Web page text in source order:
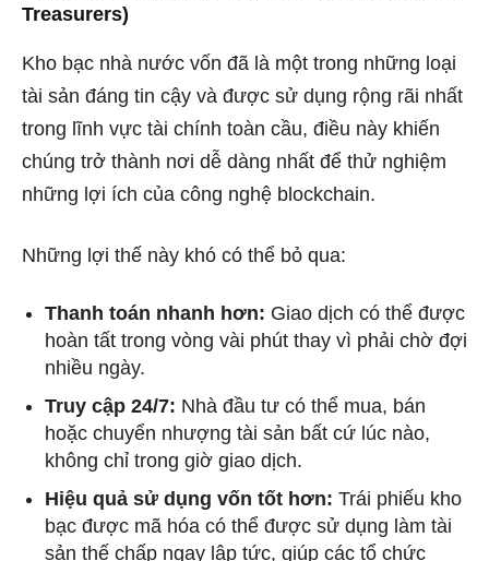
Treasurers)
Kho bạc nhà nước vốn đã là một trong những loại
tài sản đáng tin cậy và được sử dụng rộng rãi nhất
trong lĩnh vực tài chính toàn cầu, điều này khiến
chúng trở thành nơi dễ dàng nhất để thử nghiệm
những lợi ích của công nghệ blockchain.
Những lợi thế này khó có thể bỏ qua:
Thanh toán nhanh hơn: Giao dịch có thể được
hoàn tất trong vòng vài phút thay vì phải chờ đợi
nhiều ngày.
Truy cập 24/7: Nhà đầu tư có thể mua, bán
hoặc chuyển nhượng tài sản bất cứ lúc nào,
không chỉ trong giờ giao dịch.
Hiệu quả sử dụng vốn tốt hơn: Trái phiếu kho
bạc được mã hóa có thể được sử dụng làm tài
sản thế chấp ngay lập tức, giúp các tổ chức